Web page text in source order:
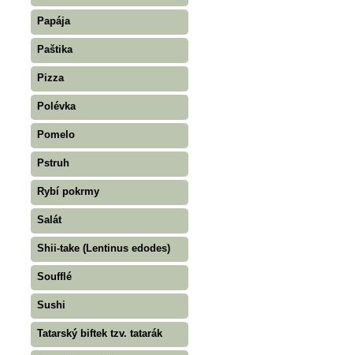
Papája
Paštika
Pizza
Polévka
Pomelo
Pstruh
Rybí pokrmy
Salát
Shii-take (Lentinus edodes)
Soufflé
Sushi
Tatarský biftek tzv. tatarák